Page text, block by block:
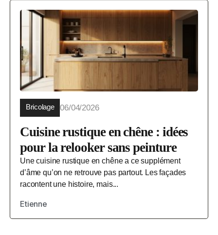
Bricolage 06/04/2026
Cuisine rustique en chêne : idées
pour la relooker sans peinture
Une cuisine rustique en chêne a ce supplément
d’âme qu’on ne retrouve pas partout. Les façades
racontent une histoire, mais...
Etienne